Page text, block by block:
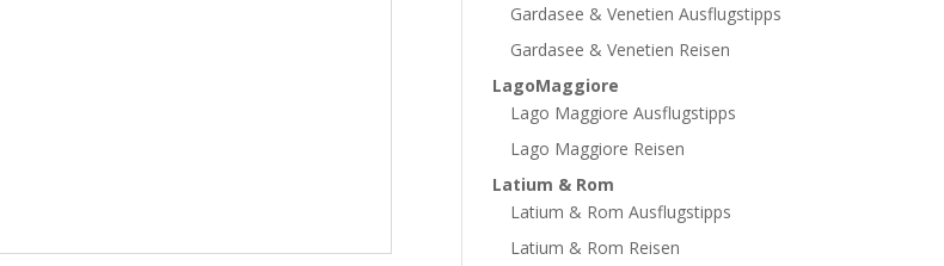
Gardasee & Venetien Ausflugstipps
Gardasee & Venetien Reisen
LagoMaggiore
Lago Maggiore Ausflugstipps
Lago Maggiore Reisen
Latium & Rom
Latium & Rom Ausflugstipps
Latium & Rom Reisen